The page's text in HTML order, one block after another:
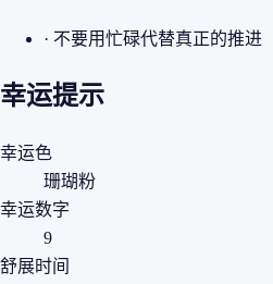
· 不要用忙碌代替真正的推进
幸运提示
幸运色
珊瑚粉
幸运数字
9
舒展时间